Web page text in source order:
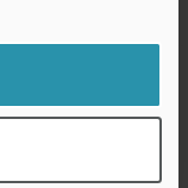
normalement.
la
les conditions